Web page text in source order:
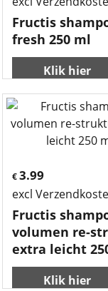
Fructis
fresh 250 ml
Klik hier
€ 3.99
excl
Fructis
volumen re-
extra leicht
Klik hier